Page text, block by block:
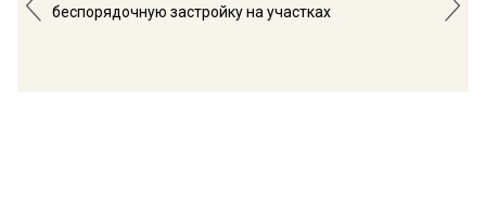
беспорядочную застройку на участках